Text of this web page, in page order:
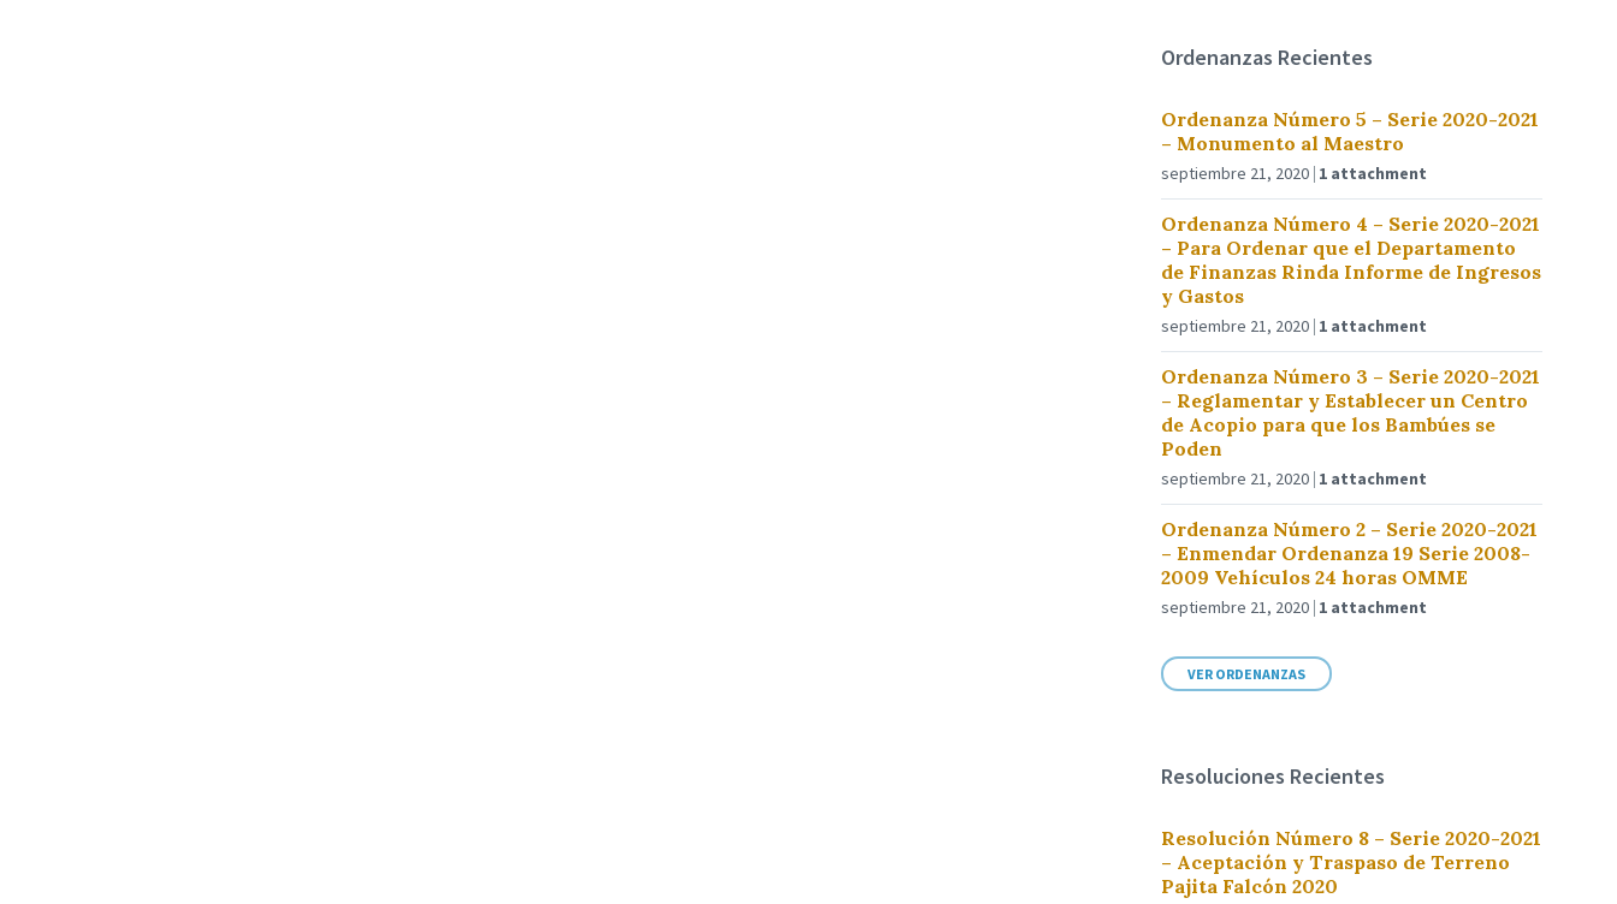
Ordenanzas Recientes
Ordenanza Número 5 – Serie 2020-2021
– Monumento al Maestro
septiembre 21, 2020 1 attachment
Ordenanza Número 4 – Serie 2020-2021
– Para Ordenar que el Departamento
de Finanzas Rinda Informe de Ingresos
y Gastos
septiembre 21, 2020 1 attachment
Ordenanza Número 3 – Serie 2020-2021
– Reglamentar y Establecer un Centro
de Acopio para que los Bambúes se
Poden
septiembre 21, 2020 1 attachment
Ordenanza Número 2 – Serie 2020-2021
– Enmendar Ordenanza 19 Serie 2008-
2009 Vehículos 24 horas OMME
septiembre 21, 2020 1 attachment
VER ORDENANZAS
Resoluciones Recientes
Resolución Número 8 – Serie 2020-2021
– Aceptación y Traspaso de Terreno
Pajita Falcón 2020